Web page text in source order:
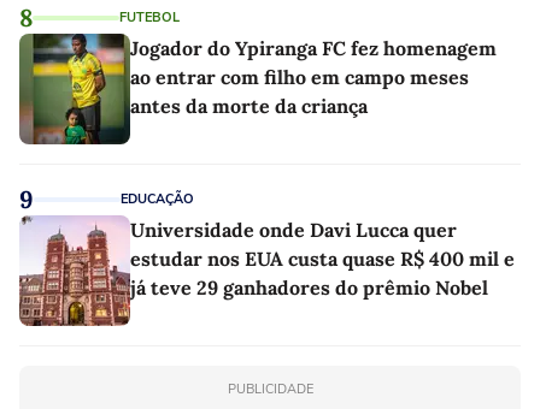
8 FUTEBOL
Jogador do Ypiranga FC fez homenagem
ao entrar com filho em campo meses
antes da morte da criança
9 EDUCAÇÃO
Universidade onde Davi Lucca quer
estudar nos EUA custa quase R$ 400 mil e
já teve 29 ganhadores do prêmio Nobel
PUBLICIDADE